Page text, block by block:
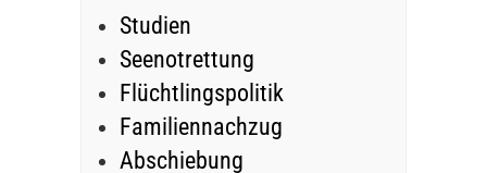
Studien
Seenotrettung
Flüchtlingspolitik
Familiennachzug
Abschiebung